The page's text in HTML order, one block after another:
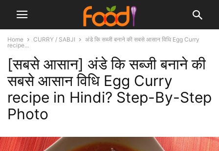
Home CURRY / SABJI
अंडे कि सब्जी बनाने की सबसे आसान विधि Egg Curry
recipe...
[सबसे आसान] अंडे कि सब्जी बनाने की
सबसे आसान विधि Egg Curry
recipe in Hindi? Step-By-Step
Photo